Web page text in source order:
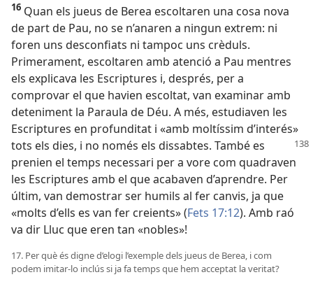
16 Quan els jueus de Berea escoltaren una cosa nova
de part de Pau, no se n’anaren a ningun extrem: ni
foren uns desconfiats ni tampoc uns crèduls.
Primerament, escoltaren amb atenció a Pau mentres
els explicava les Escriptures i, després, per a
comprovar el que havien escoltat, van examinar amb
deteniment la Paraula de Déu. A més, estudiaven les
Escriptures en profunditat i «amb moltíssim d’interés»
tots els dies, i no només els dissabtes. També es
prenien el temps necessari per a vore com quadraven
les Escriptures amb el que acabaven d’aprendre. Per
últim, van demostrar ser humils al fer canvis, ja que
«molts d’ells es van fer creients» (Fets 17:12). Amb raó
va dir Lluc que eren tan «nobles»!
17. Per què és digne d’elogi l’exemple dels jueus de Berea, i com
podem imitar-lo inclús si ja fa temps que hem acceptat la veritat?